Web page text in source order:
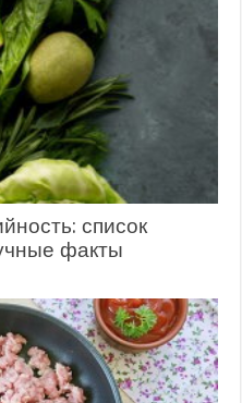
список
факты